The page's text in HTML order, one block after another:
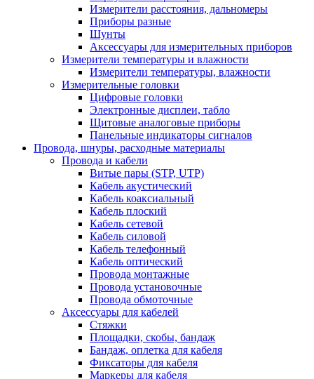
Измерители расстояния, дальномеры
Приборы разные
Шунты
Аксессуары для измерительных приборов
Измерители температуры и влажности
Измерители температуры, влажности
Измерительные головки
Цифровые головки
Электронные дисплеи, табло
Щитовые аналоговые приборы
Панельные индикаторы сигналов
Провода, шнуры, расходные материалы
Провода и кабели
Витые пары (STP, UTP)
Кабель акустический
Кабель коаксиальный
Кабель плоский
Кабель сетевой
Кабель силовой
Кабель телефонный
Кабель оптический
Провода монтажные
Провода установочные
Провода обмоточные
Аксессуары для кабелей
Стяжки
Площадки, скобы, бандаж
Бандаж, оплетка для кабеля
Фиксаторы для кабеля
Маркеры для кабеля